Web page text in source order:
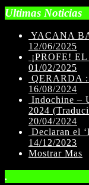
Ultimas Noticias
YACANA
12/06/2025
¡PROFE!
01/02/2025
QERARDA
16/08/2024
Indochine –
2024
20/04/2024
Declaran el
14/12/2023
Mostrar Mas
.